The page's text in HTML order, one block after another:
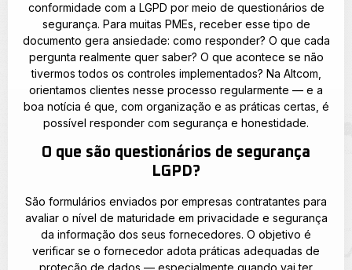
conformidade com a LGPD por meio de questionários de
segurança. Para muitas PMEs, receber esse tipo de
documento gera ansiedade: como responder? O que cada
pergunta realmente quer saber? O que acontece se não
tivermos todos os controles implementados? Na Altcom,
orientamos clientes nesse processo regularmente — e a
boa notícia é que, com organização e as práticas certas, é
possível responder com segurança e honestidade.
O que são questionários de segurança
LGPD?
São formulários enviados por empresas contratantes para
avaliar o nível de maturidade em privacidade e segurança
da informação dos seus fornecedores. O objetivo é
verificar se o fornecedor adota práticas adequadas de
proteção de dados — especialmente quando vai ter